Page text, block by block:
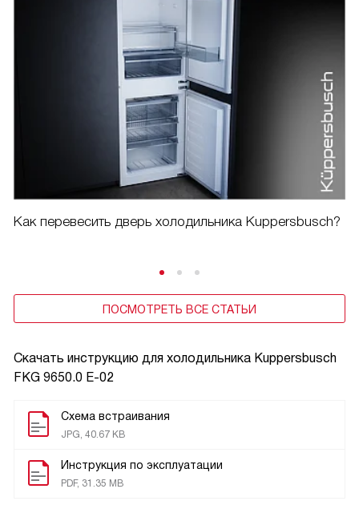
Скачать инструкцию для холодильника Kuppersbusch
FKG 9650.0 E-02
Схема встраивания
JPG, 40.67 KB
Инструкция по эксплуатации
PDF, 31.35 MB
Как перевесить дверь холодильника Kuppersbusch?
ПОСМОТРЕТЬ ВСЕ СТАТЬИ